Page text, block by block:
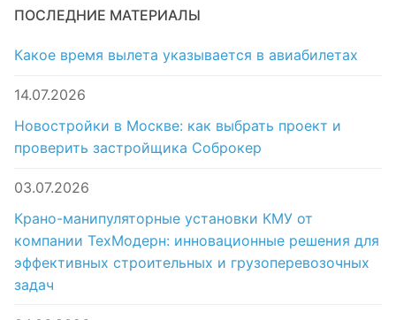
ПОСЛЕДНИЕ МАТЕРИАЛЫ
Какое время вылета указывается в авиабилетах
14.07.2026
Новостройки в Москве: как выбрать проект и
проверить застройщика Соброкер
03.07.2026
Крано-манипуляторные установки КМУ от
компании ТехМодерн: инновационные решения для
эффективных строительных и грузоперевозочных
задач